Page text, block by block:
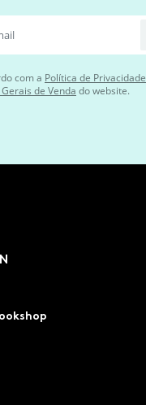
com a Política de Privacidade
de Venda do website.